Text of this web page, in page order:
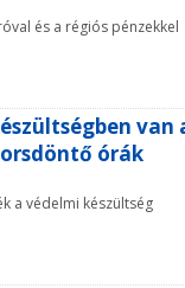
és a régiós pénzekkel
van
órák
a védelmi készültség